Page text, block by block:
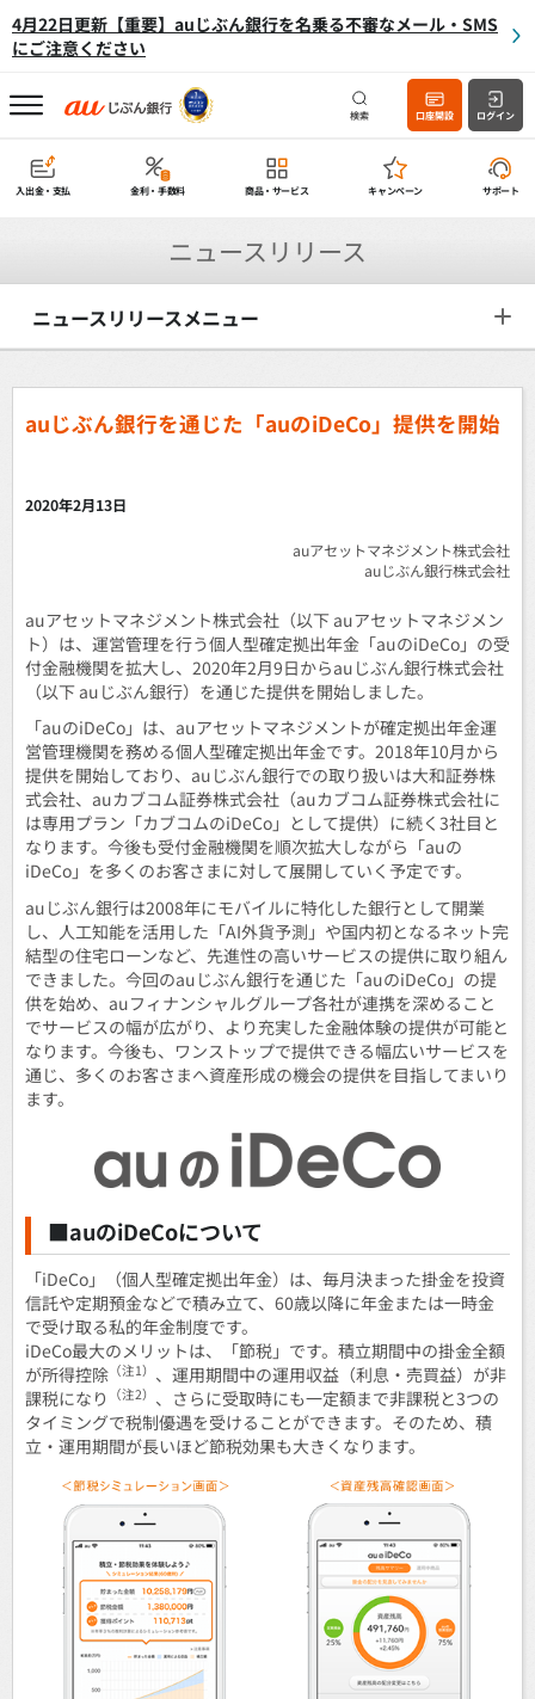
4月22日更新【重要】auじぶん銀行を名乗る不審なメール・SMS
にご注意ください
検索 口座開設 ログイン
入出金・支払 金利・手数料 商品・サービス キャンペーン サポート
ニュースリリース
ニュースリリースメニュー
auじぶん銀行を通じた「auのiDeCo」提供を開始
2020年2月13日
auアセットマネジメント株式会社
auじぶん銀行株式会社
auアセットマネジメント株式会社（以下 auアセットマネジメン
ト）は、運営管理を行う個人型確定拠出年金「auのiDeCo」の受
付金融機関を拡大し、2020年2月9日からauじぶん銀行株式会社
（以下 auじぶん銀行）を通じた提供を開始しました。
「auのiDeCo」は、auアセットマネジメントが確定拠出年金運
営管理機関を務める個人型確定拠出年金です。2018年10月から
提供を開始しており、auじぶん銀行での取り扱いは大和証券株
式会社、auカブコム証券株式会社（auカブコム証券株式会社に
は専用プラン「カブコムのiDeCo」として提供）に続く3社目と
なります。今後も受付金融機関を順次拡大しながら「auの
iDeCo」を多くのお客さまに対して展開していく予定です。
auじぶん銀行は2008年にモバイルに特化した銀行として開業
し、人工知能を活用した「AI外貨予測」や国内初となるネット完
結型の住宅ローンなど、先進性の高いサービスの提供に取り組ん
できました。今回のauじぶん銀行を通じた「auのiDeCo」の提
供を始め、auフィナンシャルグループ各社が連携を深めること
でサービスの幅が広がり、より充実した金融体験の提供が可能と
なります。今後も、ワンストップで提供できる幅広いサービスを
通じ、多くのお客さまへ資産形成の機会の提供を目指してまいり
ます。
■auのiDeCoについて
「iDeCo」（個人型確定拠出年金）は、毎月決まった掛金を投資
信託や定期預金などで積み立て、60歳以降に年金または一時金
で受け取る私的年金制度です。
iDeCo最大のメリットは、「節税」です。積立期間中の掛金全額
が所得控除 （注1） 、運用期間中の運用収益（利息・売買益）が非
課税になり
（注2） 、さらに受取時にも一定額まで非課税と3つの
タイミングで税制優遇を受けることができます。そのため、積
立・運用期間が長いほど節税効果も大きくなります。